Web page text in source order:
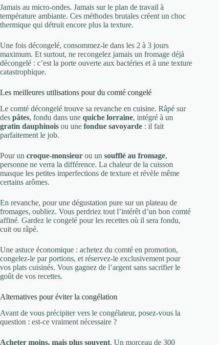
Jamais au micro-ondes. Jamais sur le plan de travail à
température ambiante. Ces méthodes brutales créent un choc
thermique qui détruit encore plus la texture.
Une fois décongelé, consommez-le dans les 2 à 3 jours
maximum. Et surtout, ne recongelez jamais un fromage déjà
décongelé : c’est la porte ouverte aux bactéries et à une texture
catastrophique.
Les meilleures utilisations pour du comté congelé
Le comté décongelé trouve sa revanche en cuisine. Râpé sur
des pâtes, fondu dans une quiche lorraine, intégré à un
gratin dauphinois ou une fondue savoyarde : il fait
parfaitement le job.
Pour un croque-monsieur ou un soufflé au fromage,
personne ne verra la différence. La chaleur de la cuisson
masque les petites imperfections de texture et révèle même
certains arômes.
En revanche, pour une dégustation pure sur un plateau de
fromages, oubliez. Vous perdriez tout l’intérêt d’un bon comté
affiné. Gardez le congelé pour les recettes où il sera fondu,
cuit ou râpé.
Une astuce économique : achetez du comté en promotion,
congelez-le par portions, et réservez-le exclusivement pour
vos plats cuisinés. Vous gagnez de l’argent sans sacrifier le
goût de vos recettes.
Alternatives pour éviter la congélation
Avant de vous précipiter vers le congélateur, posez-vous la
question : est-ce vraiment nécessaire ?
Acheter moins, mais plus souvent. Un morceau de 300